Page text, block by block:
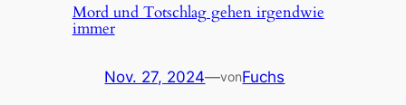
Mord und Totschlag gehen irgendwie
immer
Nov. 27, 2024—vonFuchs